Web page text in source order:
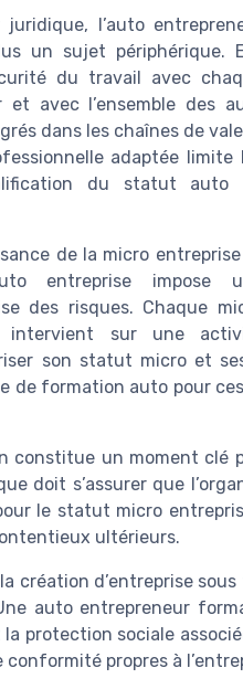
l’auto
un sujet périphérique.
du travail avec
et avec l’ensemble des
dans les chaînes de
adaptée limite
du statut auto
de la micro
entreprise impose
des risques. Chaque
intervient sur une
son statut micro et
de formation auto pour
constitue un moment clé
doit s’assurer que
le statut micro
ultérieurs.
création d’entreprise
auto entrepreneur
la protection sociale
conformité propres à